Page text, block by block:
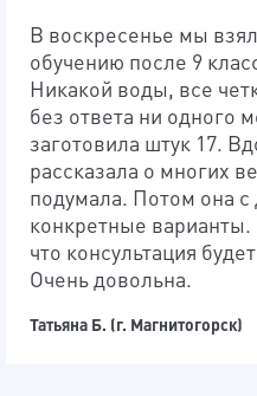
В воскресенье мы
обучению после 9
Никакой воды, все
без ответа ни одного
заготовила штук 17.
рассказала о многих
подумала. Потом она с
конкретные
что консультация
Очень довольна.
Татьяна Б. (г. Магнитогорск)